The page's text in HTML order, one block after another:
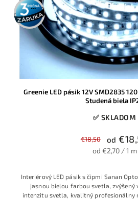
3 roky
záruka
Greenie LED pásik 12V SMD2835
Studená biela
✅ SKLADOM
€18,50 od
od €2,70 / 1 m
Interiérový LED pásik s čipmi Sanan
jasnou bielou farbou svetla, zvýšený
intenzitu svetla, kvalitný profesionálny